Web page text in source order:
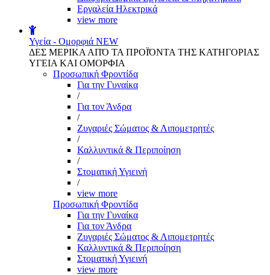
Εργαλεία Ηλεκτρικά
view more
Υγεία - Ομορφιά NEW
ΔΕΣ ΜΕΡΙΚΑ ΑΠΌ ΤΑ ΠΡΟΪΌΝΤΑ ΤΗΣ ΚΑΤΗΓΟΡΙΑΣ
ΥΓΕΙΑ ΚΑΙ ΟΜΟΡΦΙΑ
Προσωπική Φροντίδα
Για την Γυναίκα
/
Για τον Άνδρα
/
Ζυγαριές Σώματος & Λιπομετρητές
/
Καλλυντικά & Περιποίηση
/
Στοματική Υγιεινή
/
view more
Προσωπική Φροντίδα
Για την Γυναίκα
Για τον Άνδρα
Ζυγαριές Σώματος & Λιπομετρητές
Καλλυντικά & Περιποίηση
Στοματική Υγιεινή
view more